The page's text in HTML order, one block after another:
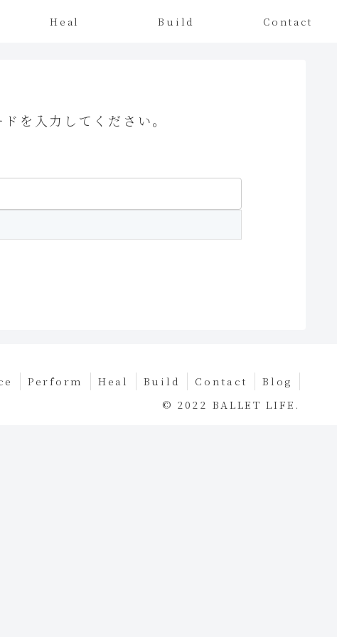
Heal Build Contact
を入力してください。
Perform Heal Build Contact
Blog
© 2022 BALLET LIFE.